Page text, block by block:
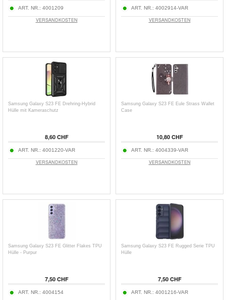
ART. NR.: 4001209
VERSANDKOSTEN
ART. NR.: 4002914-VAR
VERSANDKOSTEN
Samsung Galaxy S23 FE Drehring-Hybrid
Hülle mit Kameraschutz
8,60 CHF
ART. NR.: 4001220-VAR
VERSANDKOSTEN
Samsung Galaxy S23 FE Eule Strass Wallet
Case
10,80 CHF
ART. NR.: 4004339-VAR
VERSANDKOSTEN
Samsung Galaxy S23 FE Glitter Flakes TPU
Hülle - Purpur
7,50 CHF
ART. NR.: 4004154
Samsung Galaxy S23 FE Rugged Serie TPU
Hülle
7,50 CHF
ART. NR.: 4001216-VAR